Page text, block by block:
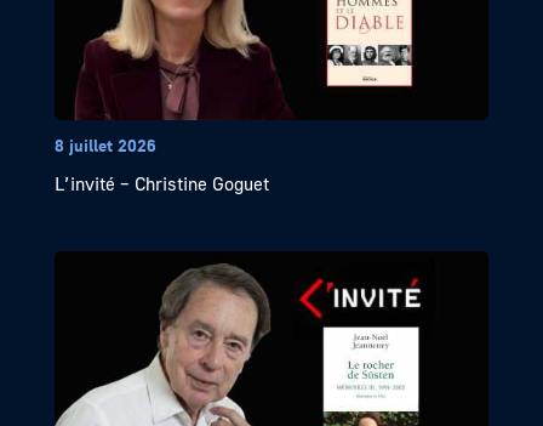
8 juillet 2026
L’invité – Christine Goguet